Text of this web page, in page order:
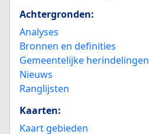
Achtergronden:
Analyses
Bronnen en definities
Gemeentelijke herindelingen
Nieuws
Ranglijsten
Kaarten:
Kaart gebieden